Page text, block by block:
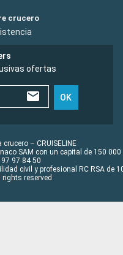
crucero
ofertas
OK
– CRUISELINE
SAM con un capital de 150 000
97 84 50
civil y profesional RC RSA de
rights reserved